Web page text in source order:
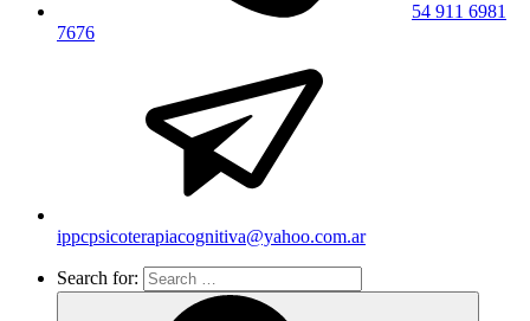
54 911 6981
7676
ippcpsicoterapiacognitiva@yahoo.com.ar
Search for: